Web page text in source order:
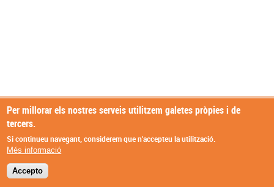
Per millorar els nostres serveis utilitzem galetes pròpies i de
tercers.
Si continueu navegant, considerem que n'accepteu la utilització.
Més informació
Accepto